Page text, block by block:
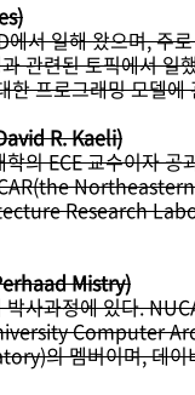
에서 일해 왔으며, 주
관련된 토픽에서 일
한 프로그래밍 모델에
R. Kaeli)
의 ECE 교수이자 공
Research
Mistry)
박사과정에 있다.
Computer
의 멤버이며, 데이